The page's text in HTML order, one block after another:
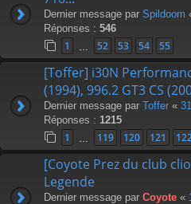
Dernier message par Spildoom
Réponses : 546
1 52 53 54 55
[Toffer] i30N
(1994), 996.2 GT3 CS
Dernier message par Toffer «
Réponses : 1215
1 119 120 121
[Coyote Prez du club
Legende
Dernier message par Coyote «